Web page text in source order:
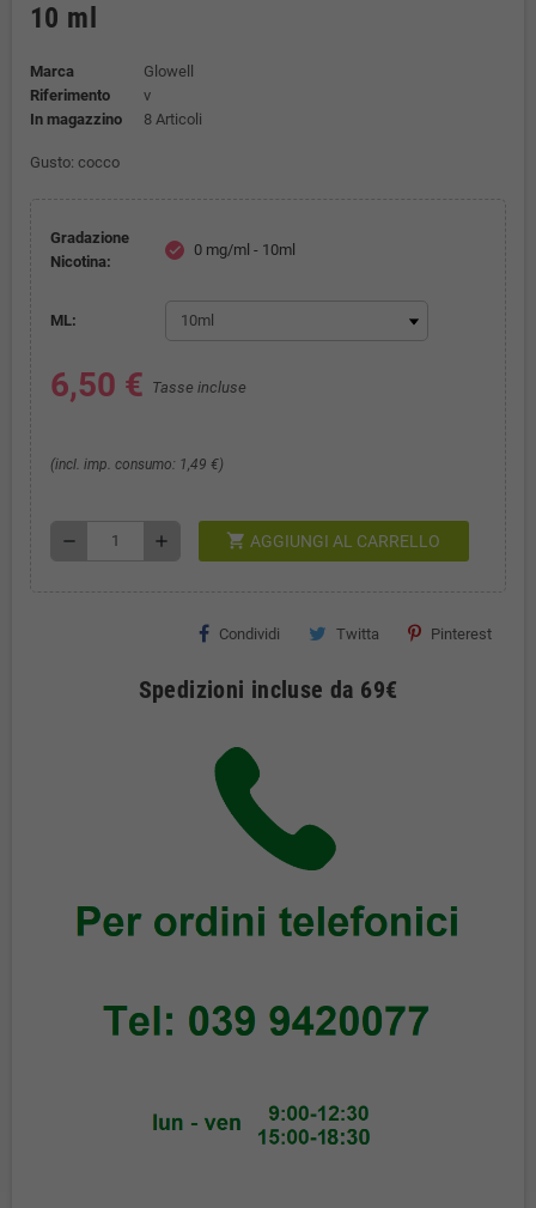
10 ml
Marca
Glowell
Riferimento
v
In magazzino
8 Articoli
Gusto: cocco
Gradazione
Nicotina:
check 0 mg/ml - 10ml
ML:
6,50 € Tasse incluse
(incl. imp. consumo: 1,49 €)
remove add shopping_cart AGGIUNGI AL CARRELLO
Condividi Twitta Pinterest
Spedizioni incluse da 69€